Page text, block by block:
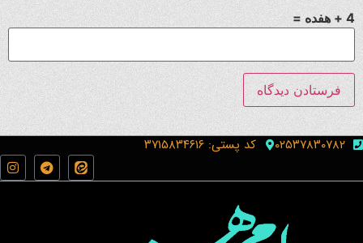
4 + هفده =
۰۲۵۳۷۸۳۰۷۸۲ کد پستی: ۳۷۱۵۸۳۴۶۱۶